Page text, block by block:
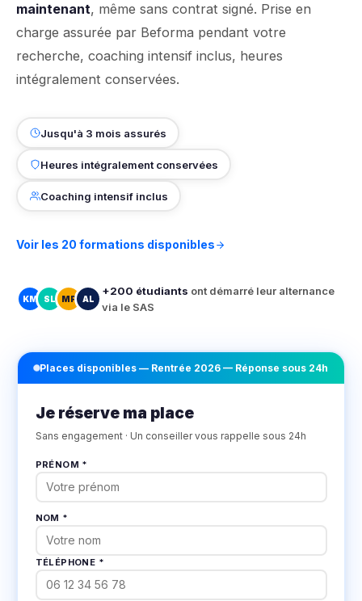
maintenant, même sans contrat signé. Prise en
charge assurée par Beforma pendant votre
recherche, coaching intensif inclus, heures
intégralement conservées.
Jusqu'à 3 mois assurés
Heures intégralement conservées
Coaching intensif inclus
Voir les 20 formations disponibles
KM SL MP AL
+200 étudiants ont démarré leur alternance
via le SAS
Places disponibles — Rentrée 2026 — Réponse sous 24h
Je réserve ma place
Sans engagement · Un conseiller vous rappelle sous 24h
PRÉNOM *
NOM *
TÉLÉPHONE *